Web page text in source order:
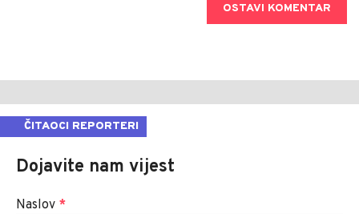
OSTAVI KOMENTAR
ČITAOCI REPORTERI
Dojavite nam vijest
Naslov *